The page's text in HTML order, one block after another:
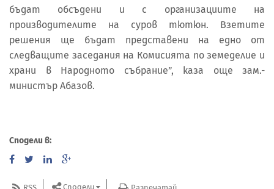
бъдат обсъдени и с организациите на
производителите на суров тютюн. Взетите
решения ще бъдат представени на едно от
следващите заседания на Комисията по земеделие и
храни в Народното събрание”, каза още зам.-
министър Абазов.
Сподели в:
Сподели